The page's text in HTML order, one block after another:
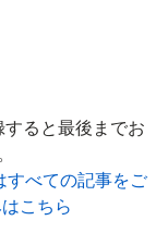
ると最後までお
すべての記事をご
こちら